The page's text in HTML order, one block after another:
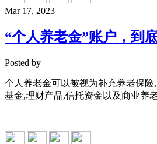
Mar 17, 2023
“个人养老金”账户，到
Posted by
个人养老金可以被视为补充养老保
基金,理财产品,信托资金以及商业养